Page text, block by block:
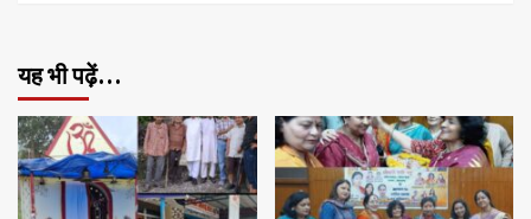
यह भी पढ़ें…